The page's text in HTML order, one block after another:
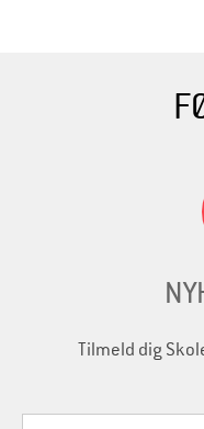
Tilmeld dig